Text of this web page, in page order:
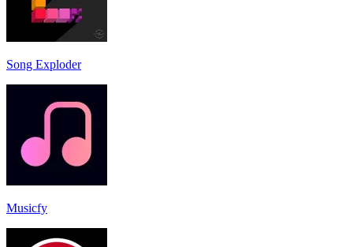
Song Exploder
Musicfy